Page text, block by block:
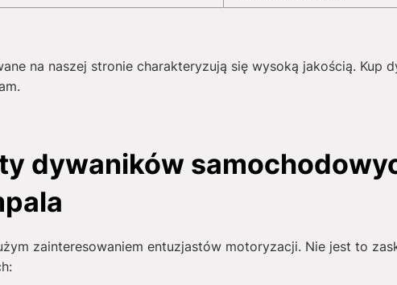
na naszej stronie charakteryzują się wysoką jakością. Kup
dywaników
zainteresowaniem entuzjastów motoryzacji. Nie jest to